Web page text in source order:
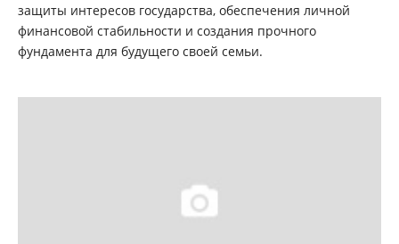
защиты интересов государства, обеспечения личной
финансовой стабильности и создания прочного
фундамента для будущего своей семьи.